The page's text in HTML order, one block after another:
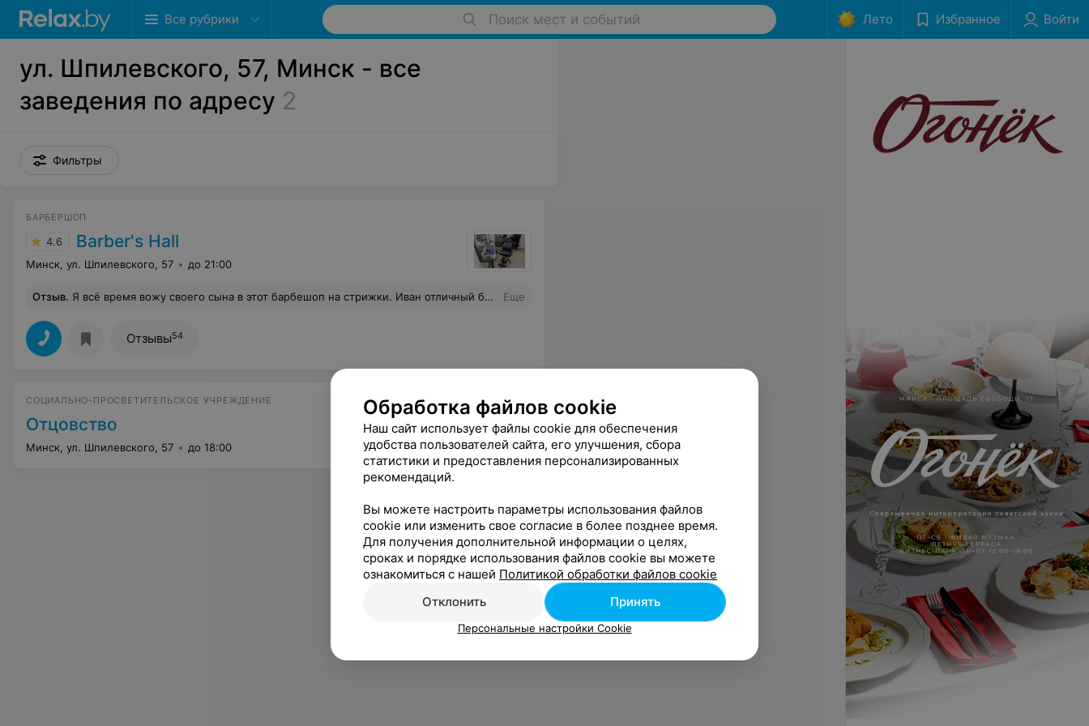
Все рубрики Поиск мест и событий Лето Избранное Войти
ул. Шпилевского, 57, Минск - все
заведения по адресу 2
Фильтры
БАРБЕРШОП
4.6 Barber's Hall
Минск, ул. Шпилевского, 57 до 21:00
Отзыв. Я всё время вожу своего сына в этот барбешоп на стрижки. Иван отличный барбер, стрижки у него получаются замечательные, всегда сын остается доволен ими. Также нравится высокий уровень обслуживания и адекватные цены на услуги. Спасибо большое! Хотелось бы поддержать ребят. И совсем не важно место стулья, примочки, ведь ребята стригут профессионально, а хотите массажи и поиграться в приставку идите в сауну и пейте дома, а там стригут и деток (зачем чтобы они это видели). Еще
Отзывы54
СОЦИАЛЬНО-ПРОСВЕТИТЕЛЬСКОЕ УЧРЕЖДЕНИЕ
Отцовство
Минск, ул. Шпилевского, 57 до 18:00
Обработка файлов cookie
Наш сайт использует файлы cookie для обеспечения
удобства пользователей сайта, его улучшения, сбора
статистики и предоставления персонализированных
рекомендаций.
Вы можете настроить параметры использования файлов
cookie или изменить свое согласие в более позднее время.
Для получения дополнительной информации о целях,
сроках и порядке использования файлов cookie вы можете
ознакомиться с нашей Политикой обработки файлов cookie
Отклонить
Принять
Персональные настройки Cookie